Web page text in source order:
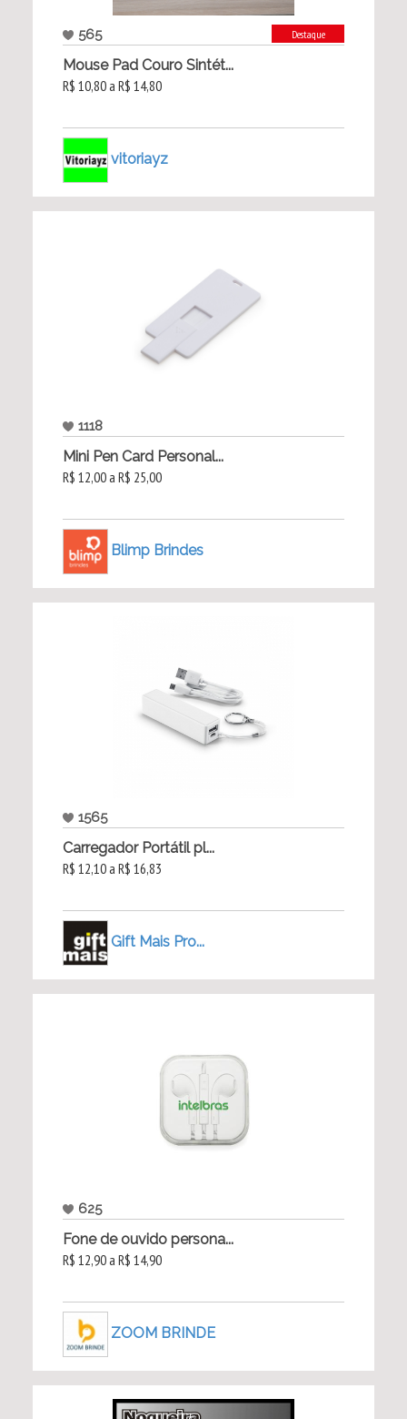
565 Destaque
Mouse Pad Couro Sintét...
R$ 10,80 a R$ 14,80
vitoriayz
1118
Mini Pen Card Personal...
R$ 12,00 a R$ 25,00
Blimp Brindes
1565
Carregador Portátil pl...
R$ 12,10 a R$ 16,83
Gift Mais Pro...
625
Fone de ouvido persona...
R$ 12,90 a R$ 14,90
ZOOM BRINDE